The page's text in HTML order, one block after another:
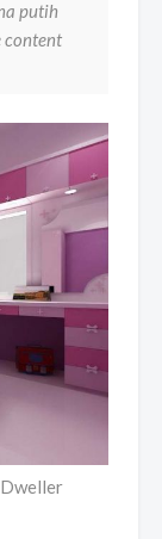
putih
content